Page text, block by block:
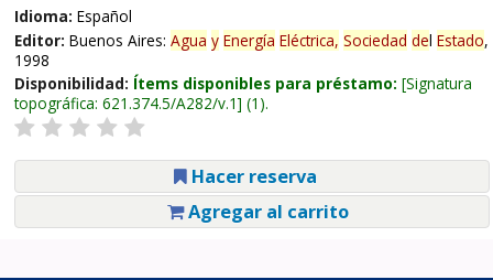
Idioma: Español
Editor: Buenos Aires: Agua y Energía Eléctrica, Sociedad del Estado,
1998
Disponibilidad: Ítems disponibles para préstamo: Signatura
topográfica: 621.374.5/A282/v.1 (1).
Hacer reserva
Agregar al carrito